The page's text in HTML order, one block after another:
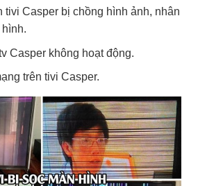
tivi Casper bị chồng hình ảnh, nhân
Casper không hoạt động.
trên tivi Casper.